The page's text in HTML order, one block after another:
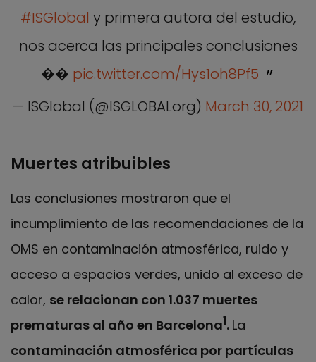
#ISGlobal y primera autora del estudio,
nos acerca las principales conclusiones
�� pic.twitter.com/Hys1oh8Pf5
— ISGlobal (@ISGLOBALorg) March 30, 2021
Muertes atribuibles
Las conclusiones mostraron que el
incumplimiento de las recomendaciones de la
OMS en contaminación atmosférica, ruido y
acceso a espacios verdes, unido al exceso de
calor, se relacionan con 1.037 muertes
prematuras al año en Barcelona1. La
contaminación atmosférica por partículas